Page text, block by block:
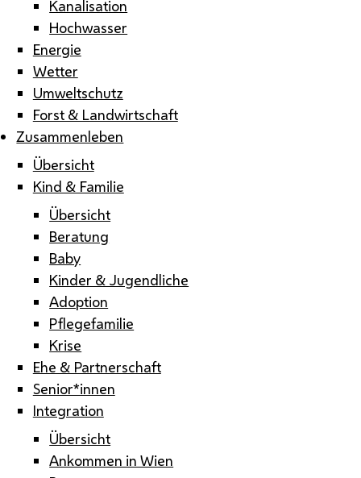
Kanalisation
Hochwasser
Energie
Wetter
Umweltschutz
Forst & Landwirtschaft
Zusammenleben
Übersicht
Kind & Familie
Übersicht
Beratung
Baby
Kinder & Jugendliche
Adoption
Pflegefamilie
Krise
Ehe & Partnerschaft
Senior*innen
Integration
Übersicht
Ankommen in Wien